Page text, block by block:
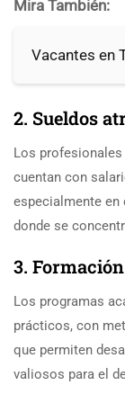
Mira También:
Vacantes en
2. Sueldos
Los profesionales
cuentan con
especialmente en
donde se
3.
Los programas
prácticos, con
que permiten
valiosos para el